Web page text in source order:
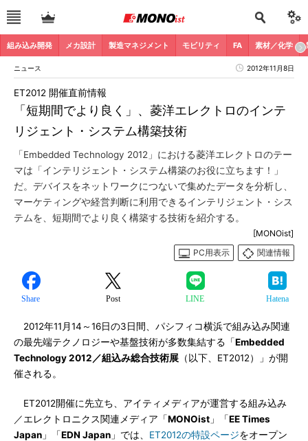
組み込み開発 メカ設計 製造マネジメント モビリティ FA 素材／化学
ニュース 2012年11月8日
「短期間でより良く」、菱洋エレクトロのインテ
リジェント・システム構築技術
ET2012 開催直前情報
「Embedded Technology 2012」における菱洋エレクトロのテー
マは「インテリジェント・システム構築のお役に立ちます！」
だ。デバイスをネットワークにつないで集めたデータを分析し、
マーケティングや経営判断に利用できるインテリジェント・シス
テムを、短期間でより良く構築する技術を紹介する。
[MONOist]
PC用表示
関連情報
Share Post LINE Hatena
2012年11月14～16日の3日間、パシフィコ横浜で組み込み関連
の最先端テクノロジーや基盤技術が多数集結する「Embedded
Technology 2012／組込み総合技術展 （以下、ET2012）」が開
催される。
ET2012開催に先立ち、アイティメディアが運営する組み込み
／エレクトロニクス関連メディア「MONOist 」「EE Times
Japan 」「EDN Japan 」では、 ET2012の特設ページをオープン